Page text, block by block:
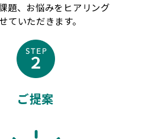
題、お悩みをヒアリング
ていただきます。
ご提案